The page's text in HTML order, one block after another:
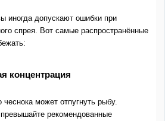
иногда допускают ошибки при
спрея. Вот самые распространённые
концентрация
может отпугнуть рыбу.
рекомендованные